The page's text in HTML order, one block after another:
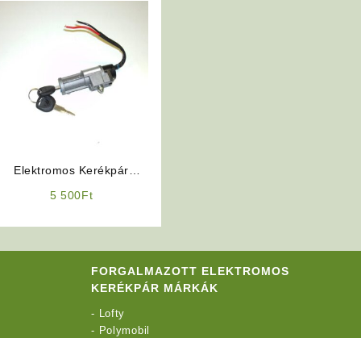
Elektromos Kerékpár
5 500Ft
FORGALMAZOTT ELEKTROMOS
KERÉKPÁR MÁRKÁK
-
Lofty
- Polymobil